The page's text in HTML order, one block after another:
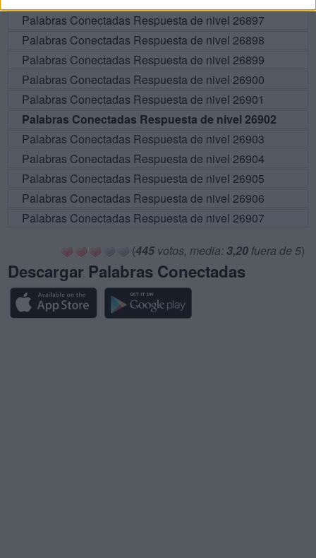
Palabras Conectadas Respuesta de nivel 26897
Palabras Conectadas Respuesta de nivel 26898
Palabras Conectadas Respuesta de nivel 26899
Palabras Conectadas Respuesta de nivel 26900
Palabras Conectadas Respuesta de nivel 26901
Palabras Conectadas Respuesta de nivel 26902
Palabras Conectadas Respuesta de nivel 26903
Palabras Conectadas Respuesta de nivel 26904
Palabras Conectadas Respuesta de nivel 26905
Palabras Conectadas Respuesta de nivel 26906
Palabras Conectadas Respuesta de nivel 26907
(445votos, media: 3,20 fuera de 5)
Descargar Palabras Conectadas